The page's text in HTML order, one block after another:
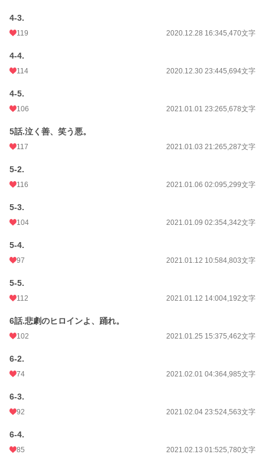
4-3.
119 2020.12.28 16:345,470文字
4-4.
114 2020.12.30 23:445,694文字
4-5.
106 2021.01.01 23:265,678文字
5話.泣く善、笑う悪。
117 2021.01.03 21:265,287文字
5-2.
116 2021.01.06 02:095,299文字
5-3.
104 2021.01.09 02:354,342文字
5-4.
97 2021.01.12 10:584,803文字
5-5.
112 2021.01.12 14:004,192文字
6話.悲劇のヒロインよ、踊れ。
102 2021.01.25 15:375,462文字
6-2.
74 2021.02.01 04:364,985文字
6-3.
92 2021.02.04 23:524,563文字
6-4.
85 2021.02.13 01:525,780文字